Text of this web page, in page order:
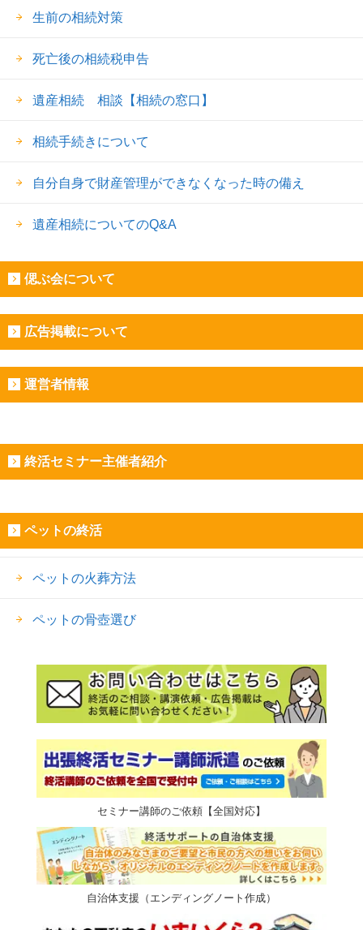
生前の相続対策
死亡後の相続税申告
遺産相続 相談【相続の窓口】
相続手続きについて
自分自身で財産管理ができなくなった時の備え
遺産相続についてのQ&A
偲ぶ会について
広告掲載について
運営者情報
終活セミナー主催者紹介
ペットの終活
ペットの火葬方法
ペットの骨壺選び
セミナー講師のご依頼【全国対応】
自治体支援（エンディングノート作成）